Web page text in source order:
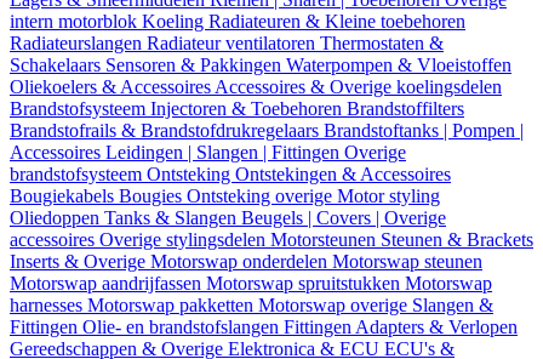
intern motorblok Koeling Radiateuren & Kleine toebehoren
Radiateurslangen Radiateur ventilatoren Thermostaten &
Schakelaars Sensoren & Pakkingen Waterpompen & Vloeistoffen
Oliekoelers & Accessoires Accessoires & Overige koelingsdelen
Brandstofsysteem Injectoren & Toebehoren Brandstoffilters
Brandstofrails & Brandstofdrukregelaars Brandstoftanks | Pompen |
Accessoires Leidingen | Slangen | Fittingen Overige
brandstofsysteem Ontsteking Ontstekingen & Accessoires
Bougiekabels Bougies Ontsteking overige Motor styling
Oliedoppen Tanks & Slangen Beugels | Covers | Overige
accessoires Overige stylingsdelen Motorsteunen Steunen & Brackets
Inserts & Overige Motorswap onderdelen Motorswap steunen
Motorswap aandrijfassen Motorswap spruitstukken Motorswap
harnesses Motorswap pakketten Motorswap overige Slangen &
Fittingen Olie- en brandstofslangen Fittingen Adapters & Verlopen
Gereedschappen & Overige Elektronica & ECU ECU's &